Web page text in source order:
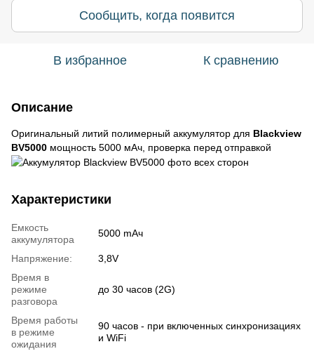
Сообщить, когда появится
В избранное К сравнению
Описание
Оригинальный литий полимерный аккумулятор для Blackview
BV5000 мощность 5000 мАч, проверка перед отправкой
Характеристики
Емкость
аккумулятора
5000 mAч
Напряжение:
3,8V
Время в
режиме
разговора
до 30 часов (2G)
Время работы
в режиме
ожидания
90 часов - при включенных синхронизациях
и WiFi